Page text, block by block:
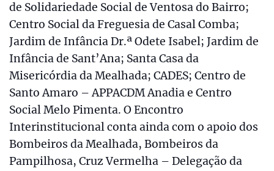
de Solidariedade Social de Ventosa do Bairro;
Centro Social da Freguesia de Casal Comba;
Jardim de Infância Dr.ª Odete Isabel; Jardim de
Infância de Sant’Ana; Santa Casa da
Misericórdia da Mealhada; CADES; Centro de
Santo Amaro – APPACDM Anadia e Centro
Social Melo Pimenta. O Encontro
Interinstitucional conta ainda com o apoio dos
Bombeiros da Mealhada, Bombeiros da
Pampilhosa, Cruz Vermelha – Delegação da